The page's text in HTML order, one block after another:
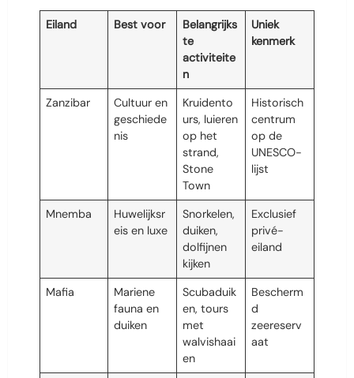
Eiland Best voor
Belangrijks
te
activiteite
n
Uniek
kenmerk
Zanzibar
Cultuur en
geschiede
nis
Kruidento
urs, luieren
op het
strand,
Stone
Town
Historisch
centrum
op de
UNESCO-
lijst
Mnemba
Huwelijksr
eis en luxe
Snorkelen,
duiken,
dolfijnen
kijken
Exclusief
privé-
eiland
Mafia
Mariene
fauna en
duiken
Scubaduik
en, tours
met
walvishaai
en
Bescherm
d
zeereserv
aat